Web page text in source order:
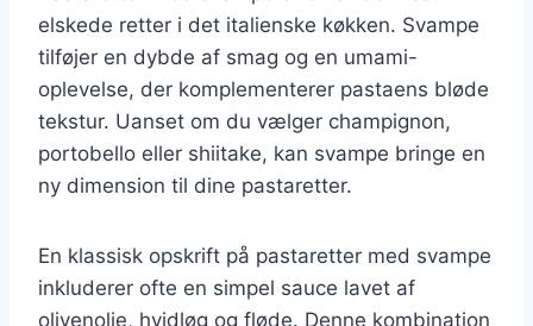
elskede retter i det italienske køkken. Svampe
tilføjer en dybde af smag og en umami-
oplevelse, der komplementerer pastaens bløde
tekstur. Uanset om du vælger champignon,
portobello eller shiitake, kan svampe bringe en
ny dimension til dine pastaretter.
En klassisk opskrift på pastaretter med svampe
inkluderer ofte en simpel sauce lavet af
olivenolie, hvidløg og fløde. Denne kombination